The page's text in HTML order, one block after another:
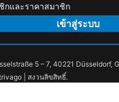
กและราคาสมาชิก
เข้าสู่ระบบ
5 – 7, 40221 Düsseldorf,
| สงวนลิขสิทธิ์.